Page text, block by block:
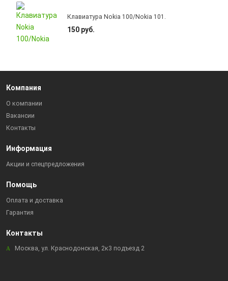
Клавиатура Nokia 100/Nokia 101.
150 руб.
Компания
О компании
Вакансии
Контакты
Информация
Акции и спецпредложения
Помощь
Оплата и доставка
Гарантия
Контакты
Москва, ул. Краснодонская, 2к3 подъезд 2